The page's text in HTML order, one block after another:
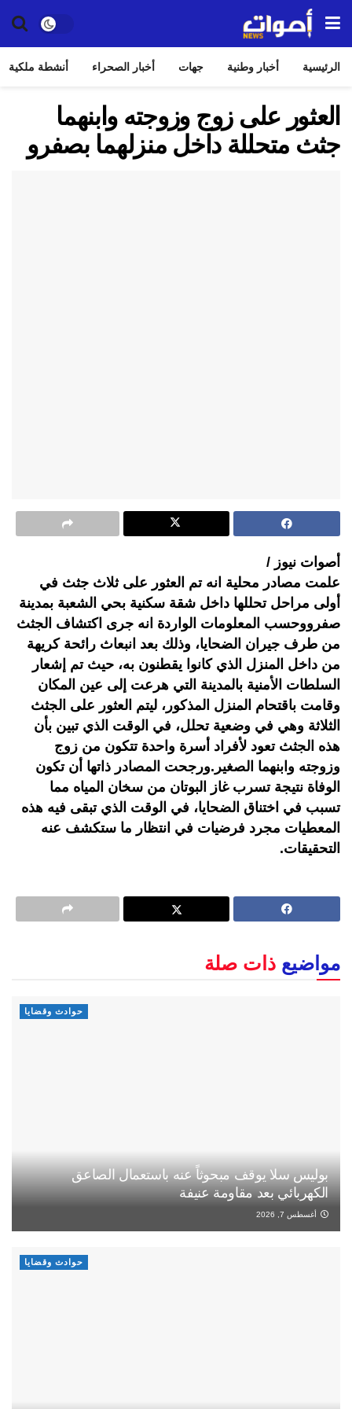
الرئيسية أخبار وطنية جهات أخبار الصحراء أنشطة ملكية
العثور على زوج وزوجته وابنهما
جثث متحللة داخل منزلهما بصفرو
أصوات نيوز /
علمت مصادر محلية انه تم العثور على ثلاث جثث في
أولى مراحل تحللها داخل شقة سكنية بحي الشعبة بمدينة
صفرووحسب المعلومات الواردة انه جرى اكتشاف الجثث
من طرف جيران الضحايا، وذلك بعد انبعاث رائحة كريهة
من داخل المنزل الذي كانوا يقطنون به، حيث تم إشعار
السلطات الأمنية بالمدينة التي هرعت إلى عين المكان
وقامت باقتحام المنزل المذكور، ليتم العثور على الجثث
الثلاثة وهي في وضعية تحلل، في الوقت الذي تبين بأن
هذه الجثث تعود لأفراد أسرة واحدة تتكون من زوج
وزوجته وابنهما الصغير.ورجحت المصادر ذاتها أن تكون
الوفاة نتيجة تسرب غاز البوتان من سخان المياه مما
تسبب في اختناق الضحايا، في الوقت الذي تبقى فيه هذه
المعطيات مجرد فرضيات في انتظار ما ستكشف عنه
التحقيقات.
مواضيع ذات صلة
حوادث وقضايا
بوليس سلا يوقف مبحوثاً عنه باستعمال الصاعق
الكهربائي بعد مقاومة عنيفة
أغسطس 7, 2026
حوادث وقضايا